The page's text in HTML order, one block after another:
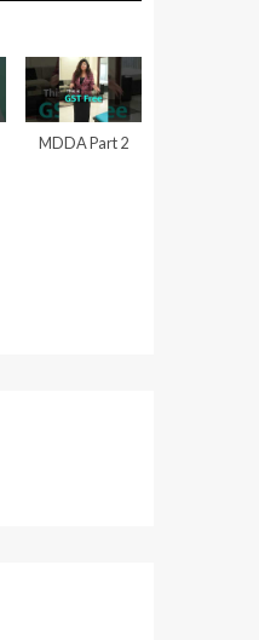
MDDA Part 2